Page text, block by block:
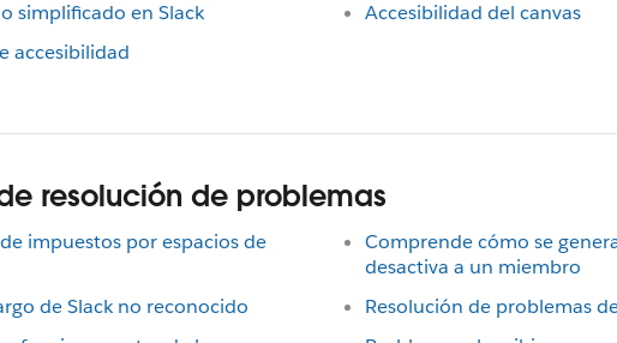
simplificado en Slack
accesibilidad
Accesibilidad del canvas
resolución de problemas
impuestos por espacios de
de Slack no reconocido
Comprende cómo se
desactiva a un miembro
Resolución de problemas